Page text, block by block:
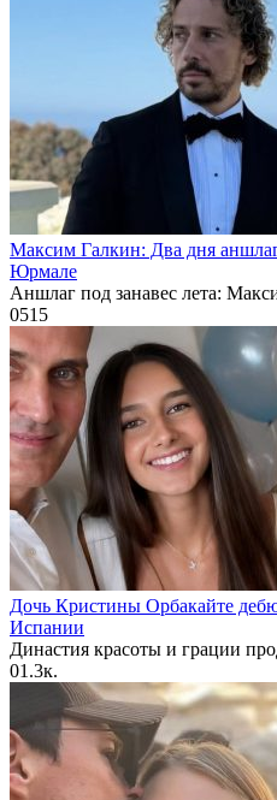
Максим Галкин: Два дня
Юрмале
Аншлаг под занавес лета:
0515
Дочь Кристины Орбакайте
Испании
Династия красоты и грации
01.3к.